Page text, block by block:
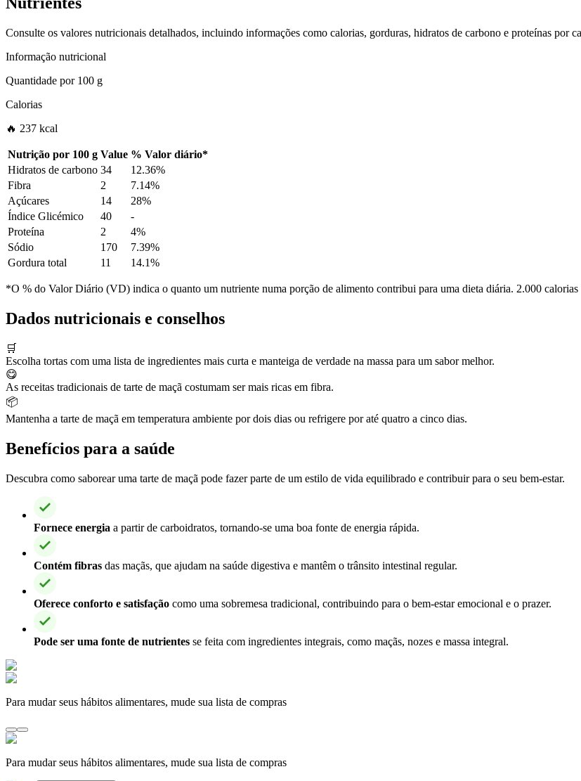
Consulte os valores nutricionais detalhados, incluindo informações como calorias, gorduras, hidratos de carbono e proteínas por
Informação nutricional
Quantidade por100 g
Calorias
🔥 237 kcal
Nutrição por 100 g Value % Valor diário*
Hidratos de carbono 34
12.36%
Fibra
2
7.14%
Açúcares
14
28%
Índice Glicémico
40
-
Proteína
2
4%
Sódio
170
7.39%
Gordura total
11 14.1%
*O % do Valor Diário (VD) indica o quanto um nutriente numa porção de alimento contribui para uma dieta diária. 2.000 calorias
Dados nutricionais e conselhos
🛒
Escolha tortas com uma lista de ingredientes mais curta e manteiga de verdade na massa para um sabor melhor.
😋
As receitas tradicionais de tarte de maçã costumam ser mais ricas em fibra.
📦
Mantenha a tarte de maçã em temperatura ambiente por dois dias ou refrigere por até quatro a cinco dias.
Benefícios para a saúde
Descubra como saborear uma tarte de maçã pode fazer parte de um estilo de vida equilibrado e contribuir para o seu bem-estar.
Fornece energia a partir de carboidratos, tornando-se uma boa fonte de energia rápida.
Contém fibras das maçãs, que ajudam na saúde digestiva e mantêm o trânsito intestinal regular.
Oferece conforto e satisfação como uma sobremesa tradicional, contribuindo para o bem-estar emocional e o prazer.
Pode ser uma fonte de nutrientes se feita com ingredientes integrais, como maçãs, nozes e massa integral.
Para mudar seus hábitos alimentares, mude sua lista de compras
Para mudar seus hábitos alimentares, mude sua lista de compras